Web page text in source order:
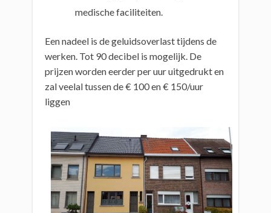
medische faciliteiten.
Een nadeel is de geluidsoverlast tijdens de
werken. Tot 90 decibel is mogelijk. De
prijzen worden eerder per uur uitgedrukt en
zal veelal tussen de € 100 en € 150/uur
liggen